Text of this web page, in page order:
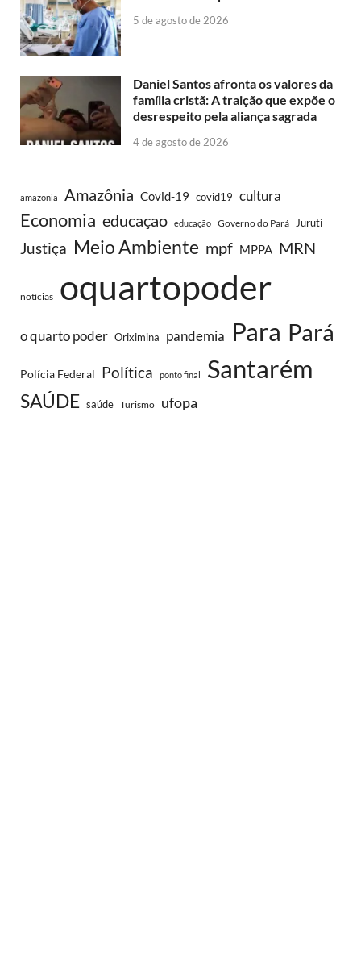
5 de agosto de 2026
Daniel Santos afronta os valores da
família cristã: A traição que expõe o
desrespeito pela aliança sagrada
4 de agosto de 2026
amazonia Amazônia Covid-19 covid19 cultura
Economia educaçao educação Governo do Pará Juruti
Justiça Meio Ambiente mpf MPPA MRN
notícias oquartopoder
o quarto poder Oriximina pandemia Para Pará
Polícia Federal Política ponto final Santarém
SAÚDE saúde Turismo ufopa